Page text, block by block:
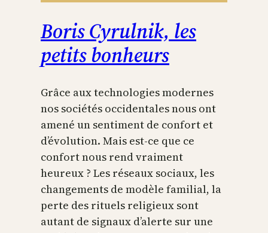
Boris Cyrulnik, les
petits bonheurs
Grâce aux technologies modernes
nos sociétés occidentales nous ont
amené un sentiment de confort et
d’évolution. Mais est-ce que ce
confort nous rend vraiment
heureux ? Les réseaux sociaux, les
changements de modèle familial, la
perte des rituels religieux sont
autant de signaux d’alerte sur une